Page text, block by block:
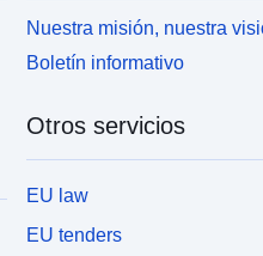
Nuestra misión, nuestra
Boletín informativo
Otros servicios
EU law
EU tenders